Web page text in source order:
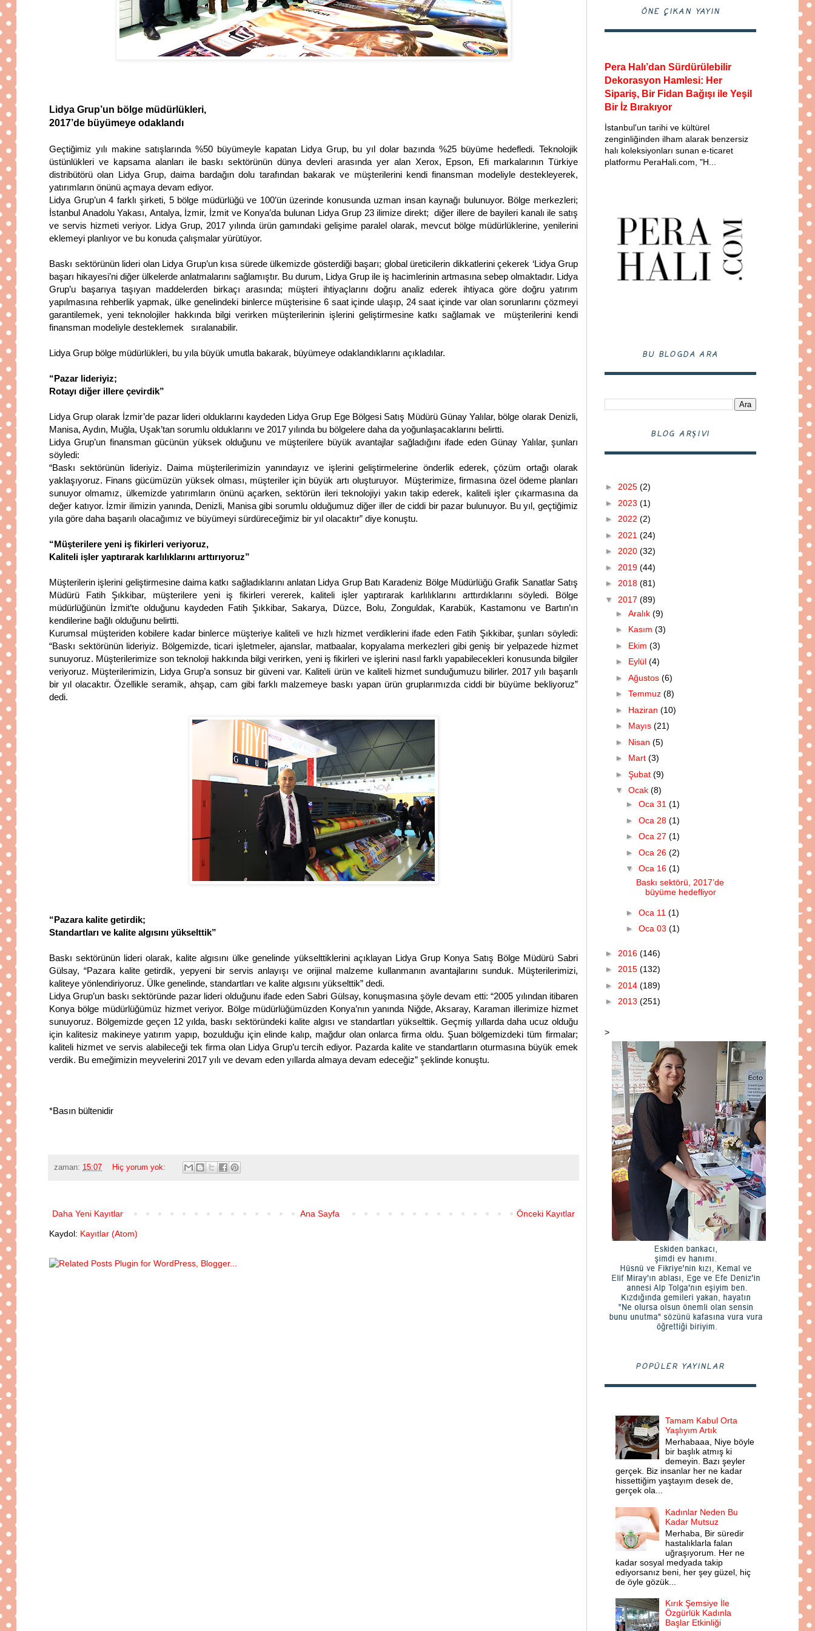
Lidya Grup’un bölge müdürlükleri,
2017’de büyümeye odaklandı
Geçtiğimiz yılı makine satışlarında %50 büyümeyle kapatan Lidya Grup, bu yıl dolar bazında %25 büyüme hedefledi. Teknolojik
üstünlükleri ve kapsama alanları ile baskı sektörünün dünya devleri arasında yer alan Xerox, Epson, Efi markalarının Türkiye
distribütörü olan Lidya Grup, daima bardağın dolu tarafından bakarak ve müşterilerini kendi finansman modeliyle destekleyerek,
yatırımların önünü açmaya devam ediyor.
Lidya Grup’un 4 farklı şirketi, 5 bölge müdürlüğü ve 100’ün üzerinde konusunda uzman insan kaynağı bulunuyor. Bölge merkezleri;
İstanbul Anadolu Yakası, Antalya, İzmir, İzmit ve Konya’da bulunan Lidya Grup 23 ilimize direkt; diğer illere de bayileri kanalı ile satış
ve servis hizmeti veriyor. Lidya Grup, 2017 yılında ürün gamındaki gelişime paralel olarak, mevcut bölge müdürlüklerine, yenilerini
eklemeyi planlıyor ve bu konuda çalışmalar yürütüyor.
Baskı sektörünün lideri olan Lidya Grup’un kısa sürede ülkemizde gösterdiği başarı; global üreticilerin dikkatlerini çekerek ‘Lidya Grup
başarı hikayesi’ni diğer ülkelerde anlatmalarını sağlamıştır. Bu durum, Lidya Grup ile iş hacimlerinin artmasına sebep olmaktadır. Lidya
Grup’u başarıya taşıyan maddelerden birkaçı arasında; müşteri ihtiyaçlarını doğru analiz ederek ihtiyaca göre doğru yatırım
yapılmasına rehberlik yapmak, ülke genelindeki binlerce müşterisine 6 saat içinde ulaşıp, 24 saat içinde var olan sorunlarını çözmeyi
garantilemek, yeni teknolojiler hakkında bilgi verirken müşterilerinin işlerini geliştirmesine katkı sağlamak ve müşterilerini kendi
finansman modeliyle desteklemek sıralanabilir.
Lidya Grup bölge müdürlükleri, bu yıla büyük umutla bakarak, büyümeye odaklandıklarını açıkladılar.
“Pazar lideriyiz;
Rotayı diğer illere çevirdik”
Lidya Grup olarak İzmir’de pazar lideri olduklarını kaydeden Lidya Grup Ege Bölgesi Satış Müdürü Günay Yalılar, bölge olarak Denizli,
Manisa, Aydın, Muğla, Uşak’tan sorumlu olduklarını ve 2017 yılında bu bölgelere daha da yoğunlaşacaklarını belirtti.
Lidya Grup’un finansman gücünün yüksek olduğunu ve müşterilere büyük avantajlar sağladığını ifade eden Günay Yalılar, şunları
söyledi:
“Baskı sektörünün lideriyiz. Daima müşterilerimizin yanındayız ve işlerini geliştirmelerine önderlik ederek, çözüm ortağı olarak
yaklaşıyoruz. Finans gücümüzün yüksek olması, müşteriler için büyük artı oluşturuyor. Müşterimize, firmasına özel ödeme planları
sunuyor olmamız, ülkemizde yatırımların önünü açarken, sektörün ileri teknolojiyi yakın takip ederek, kaliteli işler çıkarmasına da
değer katıyor. İzmir ilimizin yanında, Denizli, Manisa gibi sorumlu olduğumuz diğer iller de ciddi bir pazar bulunuyor. Bu yıl, geçtiğimiz
yıla göre daha başarılı olacağımız ve büyümeyi sürdüreceğimiz bir yıl olacaktır” diye konuştu.
“Müşterilere yeni iş fikirleri veriyoruz,
Kaliteli işler yaptırarak karlılıklarını arttırıyoruz”
Müşterilerin işlerini geliştirmesine daima katkı sağladıklarını anlatan Lidya Grup Batı Karadeniz Bölge Müdürlüğü Grafik Sanatlar Satış
Müdürü Fatih Şıkkibar, müşterilere yeni iş fikirleri vererek, kaliteli işler yaptırarak karlılıklarını arttırdıklarını söyledi. Bölge
müdürlüğünün İzmit’te olduğunu kaydeden Fatih Şıkkibar, Sakarya, Düzce, Bolu, Zonguldak, Karabük, Kastamonu ve Bartın’ın
kendilerine bağlı olduğunu belirtti.
Kurumsal müşteriden kobilere kadar binlerce müşteriye kaliteli ve hızlı hizmet verdiklerini ifade eden Fatih Şıkkibar, şunları söyledi:
“Baskı sektörünün lideriyiz. Bölgemizde, ticari işletmeler, ajanslar, matbaalar, kopyalama merkezleri gibi geniş bir yelpazede hizmet
sunuyoruz. Müşterilerimize son teknoloji hakkında bilgi verirken, yeni iş fikirleri ve işlerini nasıl farklı yapabilecekleri konusunda bilgiler
veriyoruz. Müşterilerimizin, Lidya Grup’a sonsuz bir güveni var. Kaliteli ürün ve kaliteli hizmet sunduğumuzu bilirler. 2017 yılı başarılı
bir yıl olacaktır. Özellikle seramik, ahşap, cam gibi farklı malzemeye baskı yapan ürün gruplarımızda ciddi bir büyüme bekliyoruz”
dedi.
“Pazara kalite getirdik;
Standartları ve kalite algısını yükselttik”
Baskı sektörünün lideri olarak, kalite algısını ülke genelinde yükselttiklerini açıklayan Lidya Grup Konya Satış Bölge Müdürü Sabri
Gülsay, “Pazara kalite getirdik, yepyeni bir servis anlayışı ve orijinal malzeme kullanmanın avantajlarını sunduk. Müşterilerimizi,
kaliteye yönlendiriyoruz. Ülke genelinde, standartları ve kalite algısını yükselttik” dedi.
Lidya Grup’un baskı sektöründe pazar lideri olduğunu ifade eden Sabri Gülsay, konuşmasına şöyle devam etti: “2005 yılından itibaren
Konya bölge müdürlüğümüz hizmet veriyor. Bölge müdürlüğümüzden Konya’nın yanında Niğde, Aksaray, Karaman illerimize hizmet
sunuyoruz. Bölgemizde geçen 12 yılda, baskı sektöründeki kalite algısı ve standartları yükselttik. Geçmiş yıllarda daha ucuz olduğu
için kalitesiz makineye yatırım yapıp, bozulduğu için elinde kalıp, mağdur olan onlarca firma oldu. Şuan bölgemizdeki tüm firmalar;
kaliteli hizmet ve servis alabileceği tek firma olan Lidya Grup’u tercih ediyor. Pazarda kalite ve standartların oturmasına büyük emek
verdik. Bu emeğimizin meyvelerini 2017 yılı ve devam eden yıllarda almaya devam edeceğiz” şeklinde konuştu.
*Basın bültenidir
zaman: 15:07 Hiç yorum yok:
Daha Yeni Kayıtlar Önceki Kayıtlar
Ana Sayfa
Kaydol: Kayıtlar (Atom)
ÖNE ÇIKAN YAYIN
Pera Halı’dan Sürdürülebilir
Dekorasyon Hamlesi: Her
Sipariş, Bir Fidan Bağışı ile Yeşil
Bir İz Bırakıyor
İstanbul'un tarihi ve kültürel
zenginliğinden ilham alarak benzersiz
halı koleksiyonları sunan e-ticaret
platformu PeraHali.com, "H...
BU BLOGDA ARA
BLOG ARŞIVI
► 2025 (2)
► 2023 (1)
► 2022 (2)
► 2021 (24)
► 2020 (32)
► 2019 (44)
► 2018 (81)
▼ 2017 (89)
► Aralık (9)
► Kasım (3)
► Ekim (3)
► Eylül (4)
► Ağustos (6)
► Temmuz (8)
► Haziran (10)
► Mayıs (21)
► Nisan (5)
► Mart (3)
► Şubat (9)
▼ Ocak (8)
► Oca 31 (1)
► Oca 28 (1)
► Oca 27 (1)
► Oca 26 (2)
▼ Oca 16 (1)
Baskı sektörü, 2017’de
büyüme hedefliyor
► Oca 11 (1)
► Oca 03 (1)
► 2016 (146)
► 2015 (132)
► 2014 (189)
► 2013 (251)
>
POPÜLER YAYINLAR
Tamam Kabul Orta
Yaşlıyım Artık
Merhabaaa, Niye böyle
bir başlık atmış ki
demeyin. Bazı şeyler
gerçek. Biz insanlar her ne kadar
hissettiğim yaştayım desek de,
gerçek ola...
Kadınlar Neden Bu
Kadar Mutsuz
Merhaba, Bir süredir
hastalıklarla falan
uğraşıyorum. Her ne
kadar sosyal medyada takip
ediyorsanız beni, her şey güzel, hiç
de öyle gözük...
Kırık Şemsiye İle
Özgürlük Kadınla
Başlar Etkinliği